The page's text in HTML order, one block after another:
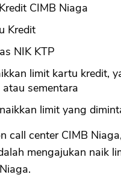
CIMB Niaga
Kredit
NIK KTP
limit kartu kredit,
atau sementara
limit yang
call center CIMB
mengajukan naik